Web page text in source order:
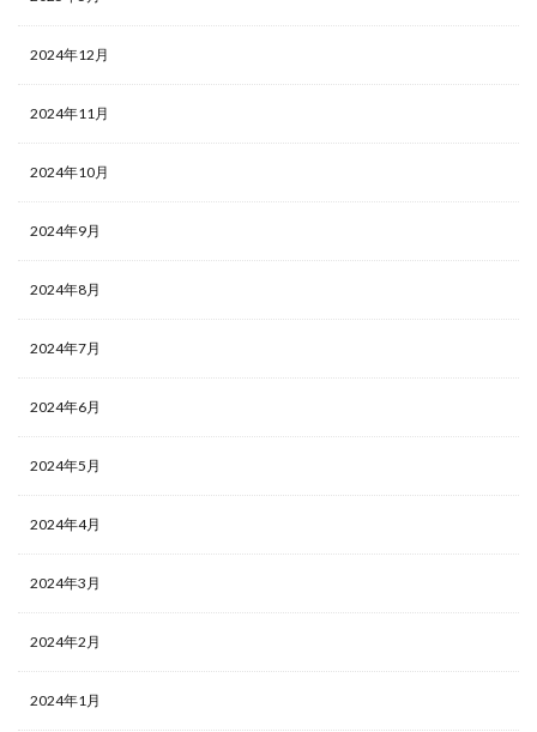
2024年12月
2024年11月
2024年10月
2024年9月
2024年8月
2024年7月
2024年6月
2024年5月
2024年4月
2024年3月
2024年2月
2024年1月